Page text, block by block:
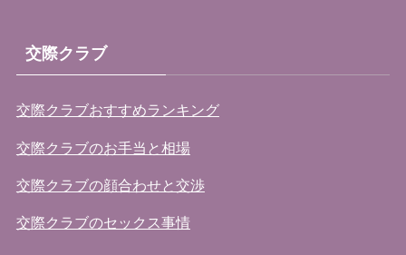
交際クラブ
交際クラブおすすめランキング
交際クラブのお手当と相場
交際クラブの顔合わせと交渉
交際クラブのセックス事情